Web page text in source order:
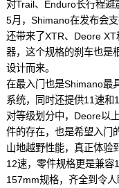
对Trail、Enduro长行程
5月，Shimano在发布会
还带来了XTR、Deore
器，这个规格的刹车也是
设计而来。
在最入门也是Shimano最
系统，同时还提供11速和
对等级划分中，Deore以
件的存在，也是希望入门
山地越野性能，真正体验
12速，零件规格更是兼
157mm规格，齐全到令人